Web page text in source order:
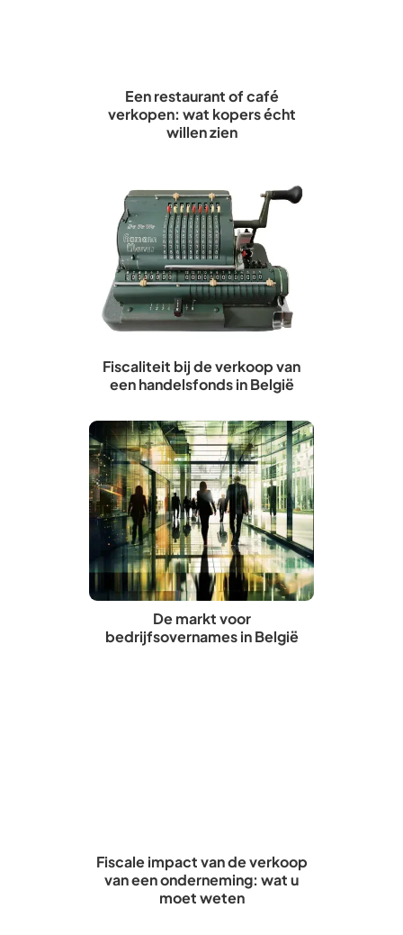
Een restaurant of café
verkopen: wat kopers écht
willen zien
Fiscaliteit bij de verkoop van
een handelsfonds in België
De markt voor
bedrijfsovernames in België
Fiscale impact van de verkoop
van een onderneming: wat u
moet weten